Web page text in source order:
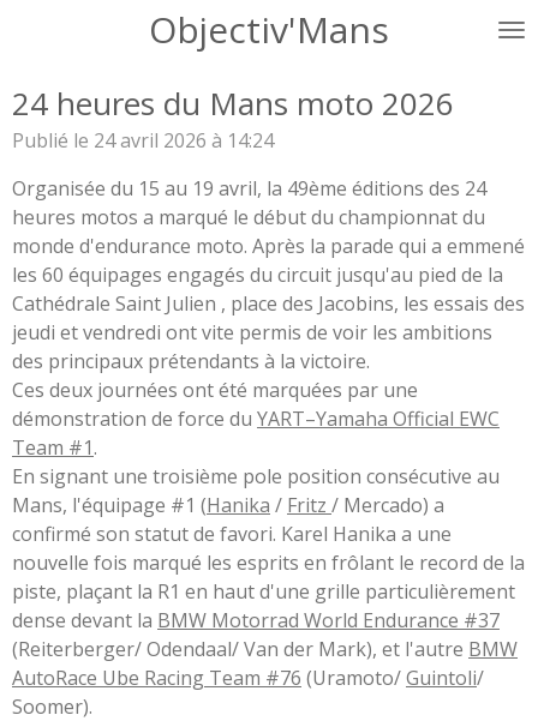
principal
Objectiv'Mans
24 heures du Mans moto 2026
Publié le 24 avril 2026 à 14:24
Organisée du 15 au 19 avril, la 49ème éditions des 24
heures motos a marqué le début du championnat du
monde d'endurance moto. Après la parade qui a emmené
les 60 équipages engagés du circuit jusqu'au pied de la
Cathédrale Saint Julien , place des Jacobins, les essais des
jeudi et vendredi ont vite permis de voir les ambitions
des principaux prétendants à la victoire.
Ces deux journées ont été marquées par une
démonstration de force du YART–Yamaha Official EWC
Team #1.
En signant une troisième pole position consécutive au
Mans, l'équipage #1 (Hanika / Fritz / Mercado) a
confirmé son statut de favori. Karel Hanika a une
nouvelle fois marqué les esprits en frôlant le record de la
piste, plaçant la R1 en haut d'une grille particulièrement
dense devant la BMW Motorrad World Endurance #37
(Reiterberger/ Odendaal/ Van der Mark), et l'autre BMW
AutoRace Ube Racing Team #76 (Uramoto/Guintoli/
Soomer).